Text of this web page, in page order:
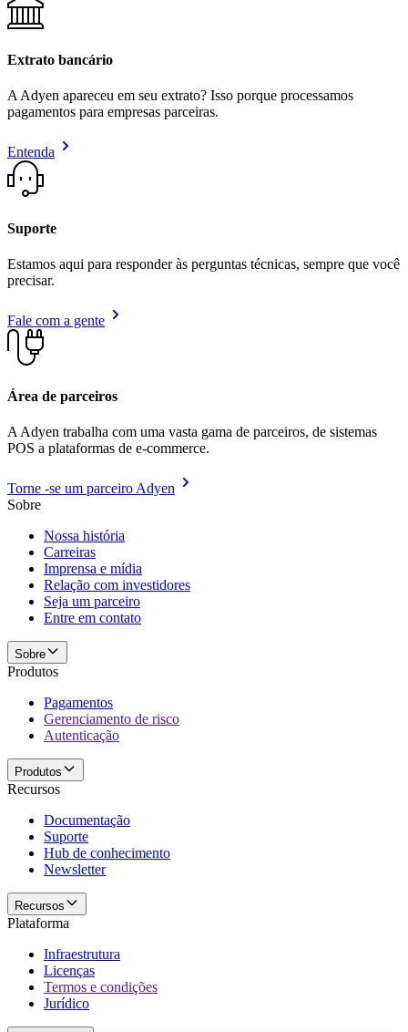
Extrato bancário
A Adyen apareceu em seu extrato? Isso porque processamos
pagamentos para empresas parceiras.
Entenda
Suporte
Estamos aqui para responder às perguntas técnicas, sempre que você
precisar.
Fale com a gente
Área de parceiros
A Adyen trabalha com uma vasta gama de parceiros, de sistemas
POS a plataformas de e-commerce.
Torne -se um parceiro Adyen
Sobre
Nossa história
Carreiras
Imprensa e mídia
Relação com investidores
Seja um parceiro
Entre em contato
Sobre
Produtos
Pagamentos
Gerenciamento de risco
Autenticação
Produtos
Recursos
Documentação
Suporte
Hub de conhecimento
Newsletter
Recursos
Plataforma
Infraestrutura
Licenças
Termos e condições
Jurídico